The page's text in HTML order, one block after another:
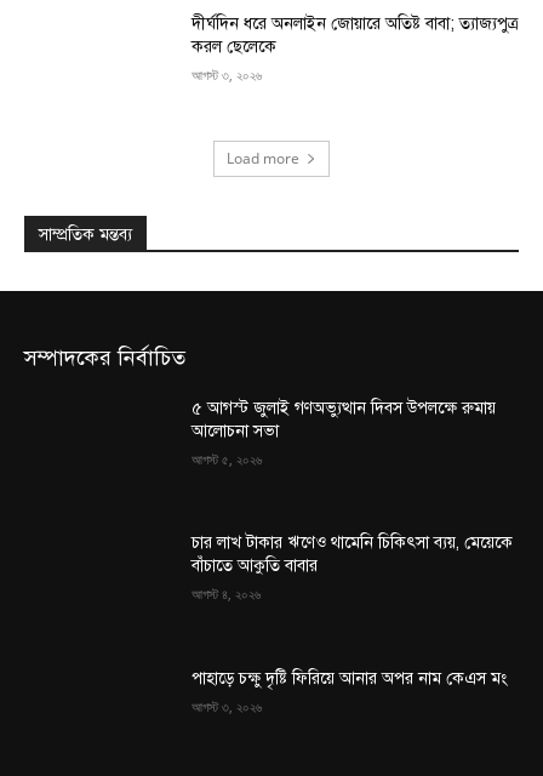
দীর্ঘদিন ধরে অনলাইন জোয়ারে অতিষ্ট বাবা; ত্যাজ্যপুত্র
করল ছেলেকে
আগস্ট ৩, ২০২৬
Load more
সাম্প্রতিক মন্তব্য
সম্পাদকের নির্বাচিত
৫ আগস্ট জুলাই গণঅভ্যুত্থান দিবস উপলক্ষে রুমায়
আলোচনা সভা
আগস্ট ৫, ২০২৬
চার লাখ টাকার ঋণেও থামেনি চিকিৎসা ব্যয়, মেয়েকে
বাঁচাতে আকুতি বাবার
আগস্ট ৪, ২০২৬
পাহাড়ে চক্ষু দৃষ্টি ফিরিয়ে আনার অপর নাম কেএস মং
আগস্ট ৩, ২০২৬